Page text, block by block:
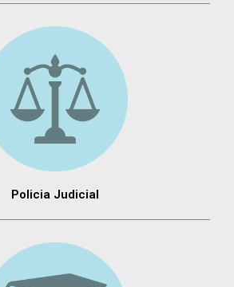
Policia Judicial